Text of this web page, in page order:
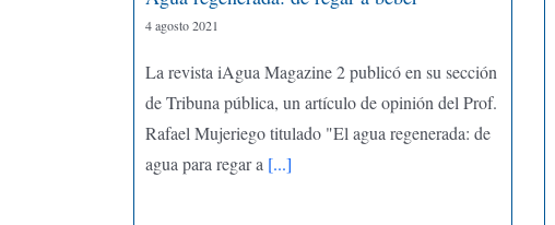
4 agosto 2021
La revista iAgua Magazine 2 publicó en su sección
de Tribuna pública, un artículo de opinión del Prof.
Rafael Mujeriego titulado "El agua regenerada: de
agua para regar a [...]